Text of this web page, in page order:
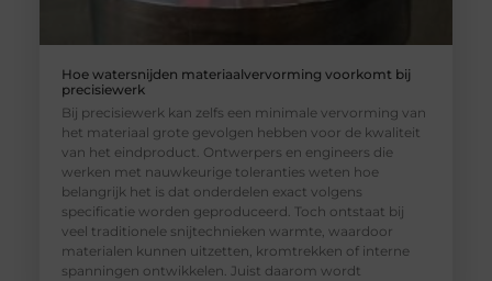
Hoe watersnijden materiaalvervorming voorkomt bij
precisiewerk
Bij precisiewerk kan zelfs een minimale vervorming van
het materiaal grote gevolgen hebben voor de kwaliteit
van het eindproduct. Ontwerpers en engineers die
werken met nauwkeurige toleranties weten hoe
belangrijk het is dat onderdelen exact volgens
specificatie worden geproduceerd. Toch ontstaat bij
veel traditionele snijtechnieken warmte, waardoor
materialen kunnen uitzetten, kromtrekken of interne
spanningen ontwikkelen. Juist daarom wordt